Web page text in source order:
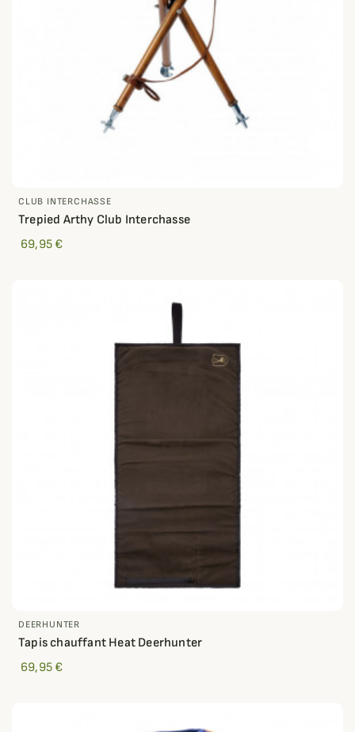
CLUB INTERCHASSE
Trepied Arthy Club Interchasse
69,95 €
DEERHUNTER
Tapis chauffant Heat Deerhunter
69,95 €